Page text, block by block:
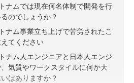
ナムでは現在何名体制で開発を行
のでしょうか？
ナム事業立ち上げで苦労されたこ
てください
ナム人エンジニアと日本人エンジ
気質やワークスタイルに何か大
はありますか？